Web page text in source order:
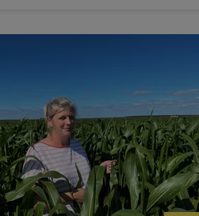
une période d'interdiction de
est-il possible d'entretenir ses
des jachères autorisé en dehors
entre interdiction de
?